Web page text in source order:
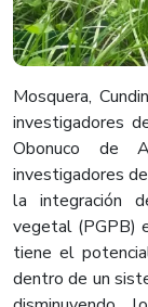
Mosquera,
investigadores
Obonuco de
investigadores
la integración
vegetal (PGPB)
tiene el
dentro de un